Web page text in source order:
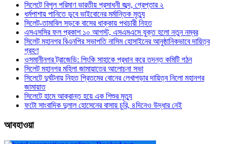
সিলেটে বিপুল পরিমাণ ভারতীয় প্রসাধনী জব্দ, গ্রেপ্তার ২
ধর্মপাশায় পানিতে ডুবে ভাইবোনের মর্মান্তিক মৃত্যু
সিলেট-তামাবিল সড়কে বাসের ধাক্কায় পথচারী নিহত
এসএসসির ফল প্রকাশ ১০ আগস্ট, এসএমএসে যুক্ত হলো নতুন নম্বর
সিলেট মহানগর বিএনপির সভাপতি নাসিম হোসাইনের আনুষ্ঠানিকভাবে দায়িত্ব
গ্রহণ
ওসমানীনগর ট্রাজেডি: পিংকি সাহাকে প্রধান করে তদন্ত কমিটি গঠন
সিলেট মহানগর মহিলা জামায়াতের আলোচনা সভা
সিলেটে দুর্ঘটনায় নিহত প্রিতমের বোনের লেখাপড়ার দায়িত্ব নিলো মহানগর
জামায়াত
সিলেটে হামে আক্রান্ত হয়ে এক শিশুর মৃত্যু
ফটো সাংবাদিক দুলাল হোসেনের বাসায় চুরি, ৪দিনেও উদ্ধার নেই
আবহাওয়া